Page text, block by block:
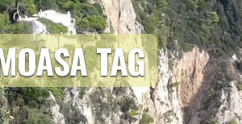
TAG